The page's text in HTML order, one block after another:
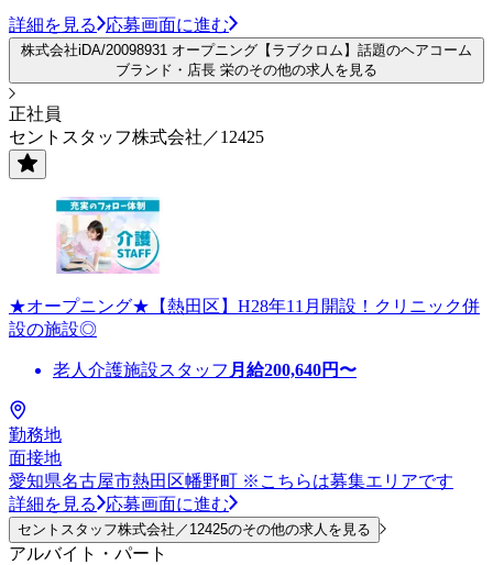
詳細を見る 応募画面に進む
株式会社iDA/20098931 オープニング【ラブクロム】話題のヘアコーム
ブランド・店長 栄のその他の求人を見る
正社員
セントスタッフ株式会社／12425
★オープニング★【熱田区】H28年11月開設！クリニック併
設の施設◎
老人介護施設スタッフ 月給200,640円〜
勤務地
面接地
愛知県名古屋市熱田区幡野町 ※こちらは募集エリアです
詳細を見る
応募画面に進む
セントスタッフ株式会社／12425のその他の求人を見る
アルバイト・パート